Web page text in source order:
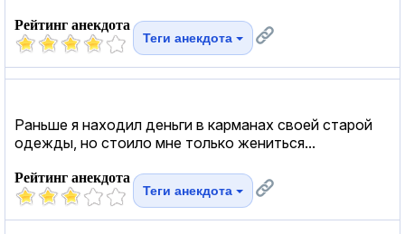
Рейтинг анекдота
Теги анекдота
Раньше я находил деньги в карманах своей старой
одежды, но стоило мне только жениться...
Рейтинг анекдота
Теги анекдота